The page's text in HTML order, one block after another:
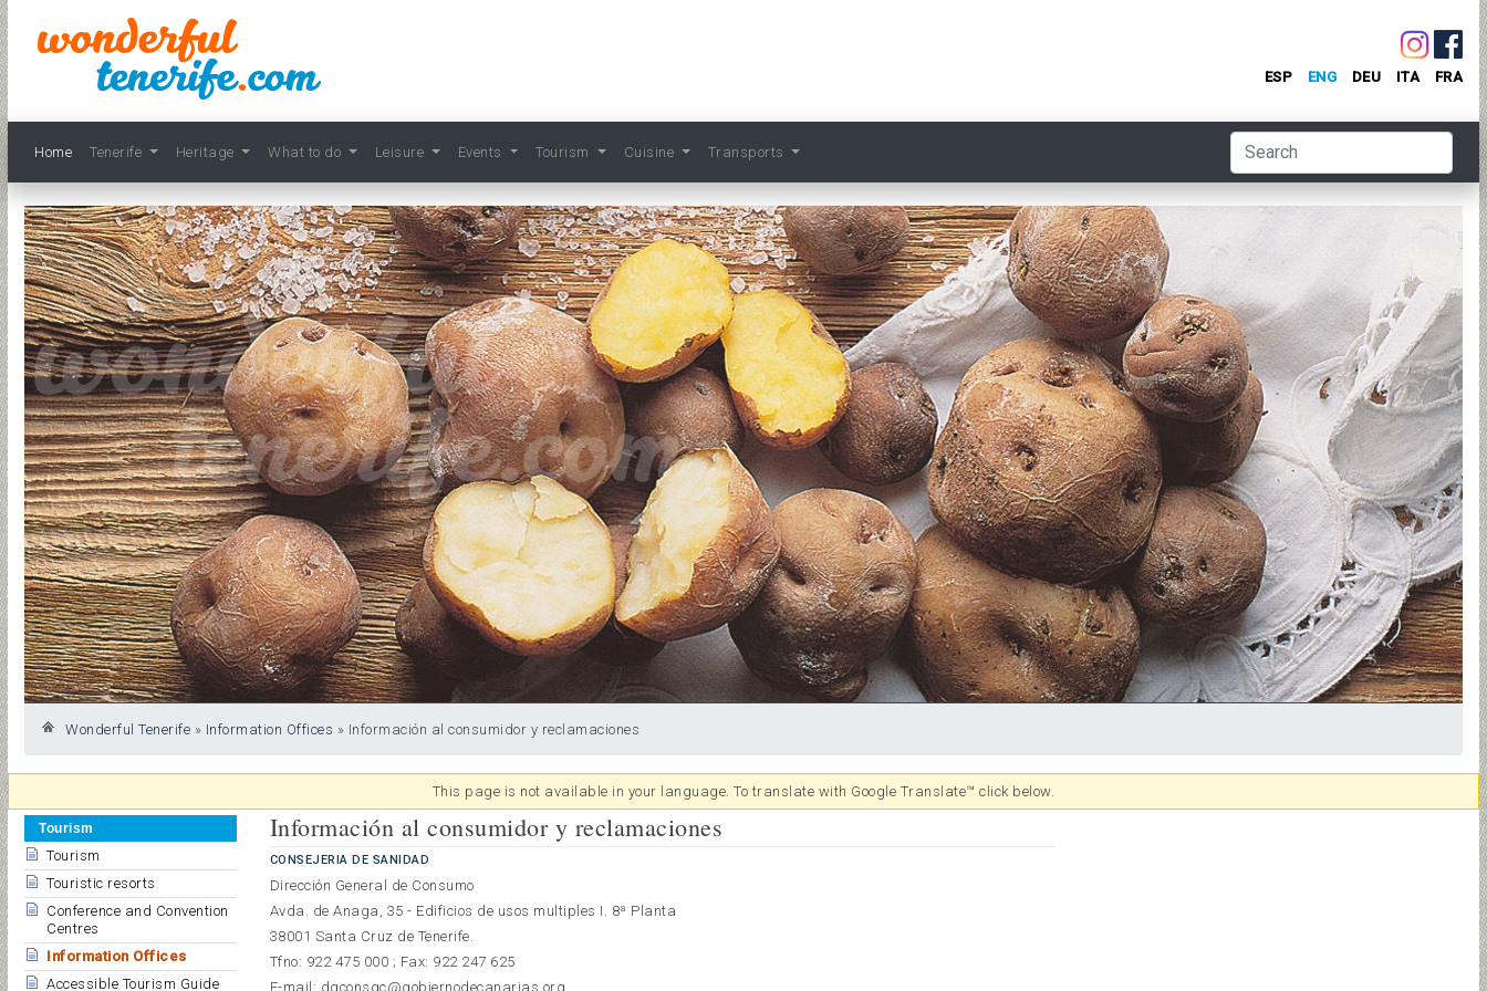
Home Tenerife Heritage What to do Leisure Events Tourism Cuisine Transports
ESP ENG DEU ITA FRA
Wonderful Tenerife » Information Offices » Información al consumidor y reclamaciones
This page is not available in your language. To translate with Google Translate™ click below.
Tourism
Tourism
Touristic resorts
Conference and Convention
Centres
Information Offices
Accessible Tourism Guide
Información al consumidor y reclamaciones
CONSEJERIA DE SANIDAD
Dirección General de Consumo
Avda. de Anaga, 35 - Edificios de usos multiples I. 8ª Planta
38001 Santa Cruz de Tenerife.
Tfno: 922 475 000 ; Fax: 922 247 625
E-mail: dgconsgc@gobiernodecanarias.org